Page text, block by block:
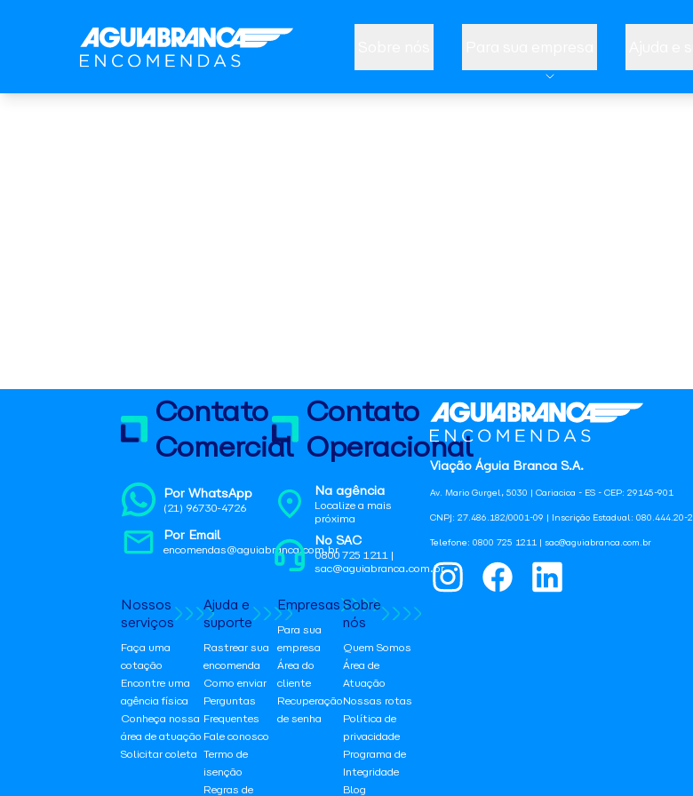
Viação Águia Branca S.A.
Av. Mario Gurgel, 5030 | Cariacica - ES - CEP: 29145-901
CNPJ: 27.486.182/0001-09 | Inscrição Estadual: 080.444.20-2
Telefone: 0800 725 1211 | sac@aguiabranca.com.br
Contato
Comercial
Por WhatsApp
(21) 96730-4726
Por Email
encomendas@aguiabranca.com.br
Contato
Operacional
Na agência
Localize a mais
próxima
No SAC
0800 725 1211 |
sac@aguiabranca.com.br
Nossos
serviços
Faça uma
cotação
Encontre uma
agência física
Conheça nossa
área de atuação
Solicitar coleta
Ajuda e
suporte
Rastrear sua
encomenda
Como enviar
Perguntas
Frequentes
Fale conosco
Termo de
isenção
Regras de
Empresas
Para sua
empresa
Área do
cliente
Recuperação
de senha
Sobre
nós
Quem Somos
Área de
Atuação
Nossas rotas
Política de
privacidade
Programa de
Integridade
Blog